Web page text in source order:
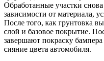
Обработанные участки
зависимости от материала,
После того, как грунтовка
слой и базовое покрытие.
завершают покраску
сияние цвета автомобиля.